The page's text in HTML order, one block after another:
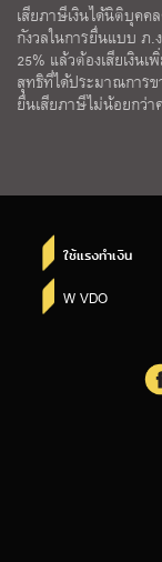
เสียภาษีเงินได้นิติบุคค
กังวลในการยื่นแบบ ภ.
25% แล้วต้องเสียเงิน
สุทธิที่ได้ประมาณการ
ยื่นเสียภาษีไม่น้อยกว่า
ใช้แรงทำเงิน
W VDO